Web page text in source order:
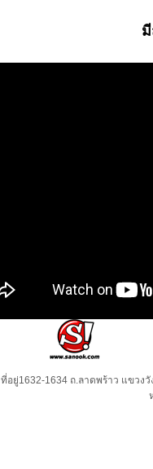
ที่อยู่1632-1634 ถ.ลาดพร้าว แขวง